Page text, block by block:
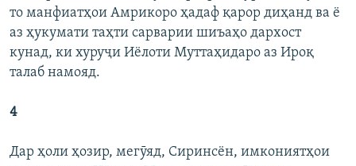
то манфиатҳои Амрикоро ҳадаф қарор диҳанд ва ё
аз ҳукумати таҳти сарварии шиъаҳо дархост
кунад, ки хуруҷи Иёлоти Муттаҳидаро аз Ироқ
талаб намояд.
4
Дар ҳоли ҳозир, мегӯяд, Сиринсён, имкониятҳои